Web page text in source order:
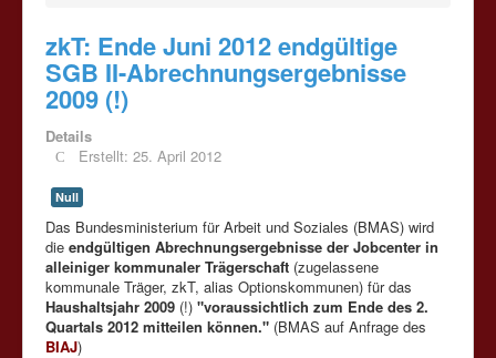
zkT: Ende Juni 2012 endgültige
SGB II-Abrechnungsergebnisse
2009 (!)
Details
Erstellt: 25. April 2012
Null
Das Bundesministerium für Arbeit und Soziales (BMAS) wird
die endgültigen Abrechnungsergebnisse der Jobcenter in
alleiniger kommunaler Trägerschaft (zugelassene
kommunale Träger, zkT, alias Optionskommunen) für das
Haushaltsjahr 2009 (!) "voraussichtlich zum Ende des 2.
Quartals 2012 mitteilen können." (BMAS auf Anfrage des
BIAJ)